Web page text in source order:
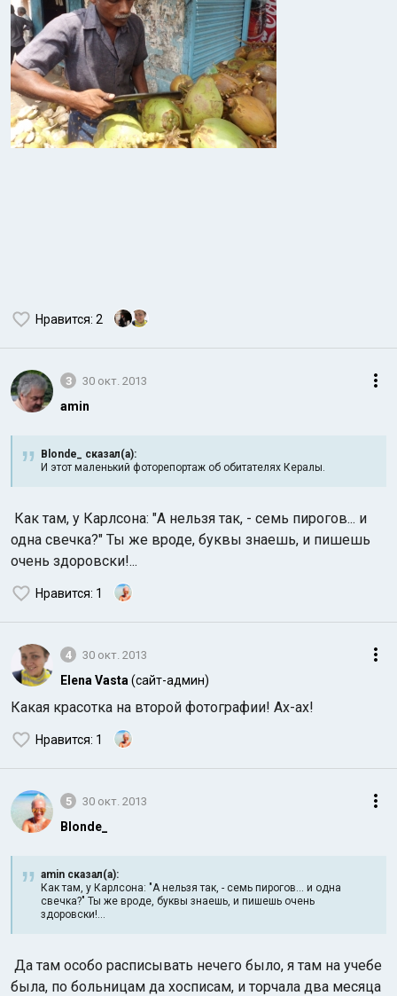
Нравится: 2
3 30 окт. 2013
amin
Blonde_ сказал(а):
И этот маленький фоторепортаж об обитателях Кералы.
Как там, у Карлсона: "А нельзя так, - семь пирогов... и
одна свечка?" Ты же вроде, буквы знаешь, и пишешь
очень здоровски!...
Нравится: 1
4 30 окт. 2013
Elena Vasta (сайт-админ)
Какая красотка на второй фотографии! Ах-ах!
Нравится: 1
5 30 окт. 2013
Blonde_
amin сказал(а):
Как там, у Карлсона: "А нельзя так, - семь пирогов... и одна
свечка?" Ты же вроде, буквы знаешь, и пишешь очень
здоровски!...
Да там особо расписывать нечего было, я там на учебе
была, по больницам да хосписам, и торчала два месяца